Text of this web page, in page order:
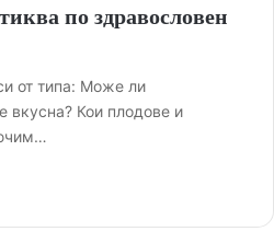
по здравословен
от типа: Може ли
вкусна? Кои плодове и